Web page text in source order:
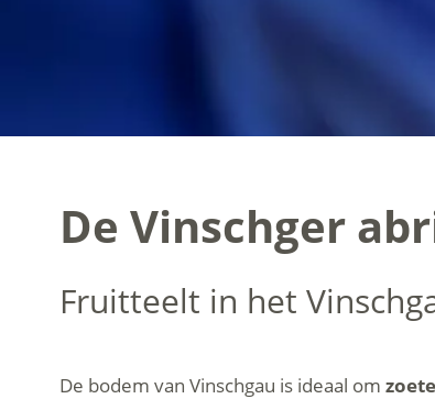
De Vinschger
Fruitteelt in het
De bodem van Vinschgau is ideaal om